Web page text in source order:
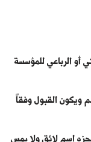
أو الرباعي للمؤسسة
ويكون القبول وفقاً